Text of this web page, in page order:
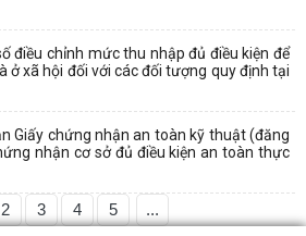
điều chỉnh mức thu nhập đủ điều kiện để
ở xã hội đối với các đối tượng quy định tại
Giấy chứng nhận an toàn kỹ thuật (đăng
nhận cơ sở đủ điều kiện an toàn thực
2 3 4 5 ...